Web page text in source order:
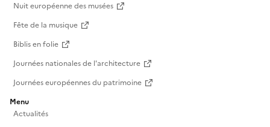
Nuit européenne des musées
Fête de la musique
Biblis en folie
Journées nationales de l'architecture
Journées européennes du patrimoine
Menu
Actualités